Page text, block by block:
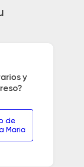
y
de
Maria